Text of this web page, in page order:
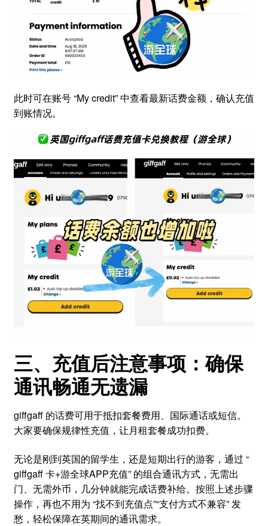
此时可在账号 “My credit” 中查看最新话费金额，确认充值
到账情况。
三、充值后注意事项：确保
通讯畅通无遗漏
giffgaff 的话费可用于抵扣套餐费用、国际通话或短信。
大家要确保规律性充值，让月租套餐成功扣费。
无论是刚到英国的留学生，还是短期出行的游客，通过 “
giffgaff 卡+游全球APP充值” 的组合通讯方式，无需出
门、无需外币，几分钟就能完成话费补给。按照上述步骤
操作，再也不用为 “找不到充值点”“支付方式不兼容” 发
愁，轻松保障在英期间的通讯需求。